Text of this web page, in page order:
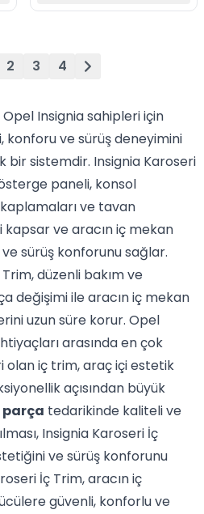
2 3 4
Insignia sahipleri için
konforu ve sürüş deneyimini
sistemdir. Insignia Karoseri
paneli, konsol
ve tavan
ve aracın iç mekan
ve sürüş konforunu sağlar.
düzenli bakım ve
değişimi ile aracın iç mekan
uzun süre korur. Opel
arasında en çok
iç trim, araç içi estetik
açısından büyük
parça tedarikinde kaliteli ve
Insignia Karoseri İç
ve sürüş konforunu
İç Trim, aracın iç
güvenli, konforlu ve